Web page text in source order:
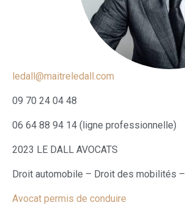
ledall@maitreledall.com
09 70 24 04 48
06 64 88 94 14 (ligne professionnelle)
2023 LE DALL AVOCATS
Droit automobile – Droit des mobilités –
Avocat permis de conduire